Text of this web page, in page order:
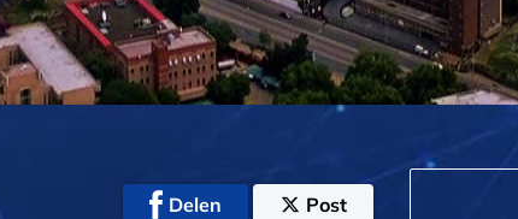
Delen Post